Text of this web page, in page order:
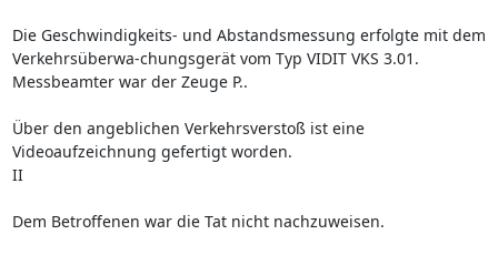
Die Geschwindigkeits- und Abstandsmessung erfolgte mit dem
Verkehrsüberwa-chungsgerät vom Typ VIDIT VKS 3.01.
Messbeamter war der Zeuge P..
Über den angeblichen Verkehrsverstoß ist eine
Videoaufzeichnung gefertigt worden.
II
Dem Betroffenen war die Tat nicht nachzuweisen.